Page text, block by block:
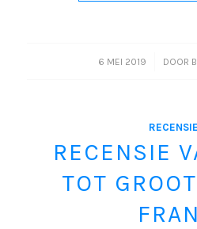
6 MEI 2019
/ DOOR
RECENSIE
TOT